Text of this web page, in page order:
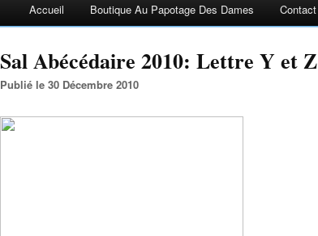
Accueil Boutique Au Papotage Des Dames Contact
Sal Abécédaire 2010: Lettre Y et Z
Publié le 30 Décembre 2010